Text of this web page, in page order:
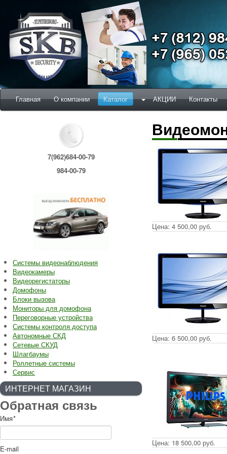
Главная О компании Каталог АКЦИИ Контакты
7(962)684-00-79
984-00-79
Системы видеонаблюдения
Видеокамеры
Видеорегистаторы
Домофоны
Блоки вызова
Мониторы для домофона
Переговорные устройства
Системы контроля доступа
Автономные СКД
Сетевые СКУД
Шлагбаумы
Роллетные системы
Сервис
ИНТЕРНЕТ МАГАЗИН
Обратная связь
Имя*
E-mail
Цена: 4 500,00 руб.
Цена: 6 500,00 руб.
Цена: 18 500,00 руб.